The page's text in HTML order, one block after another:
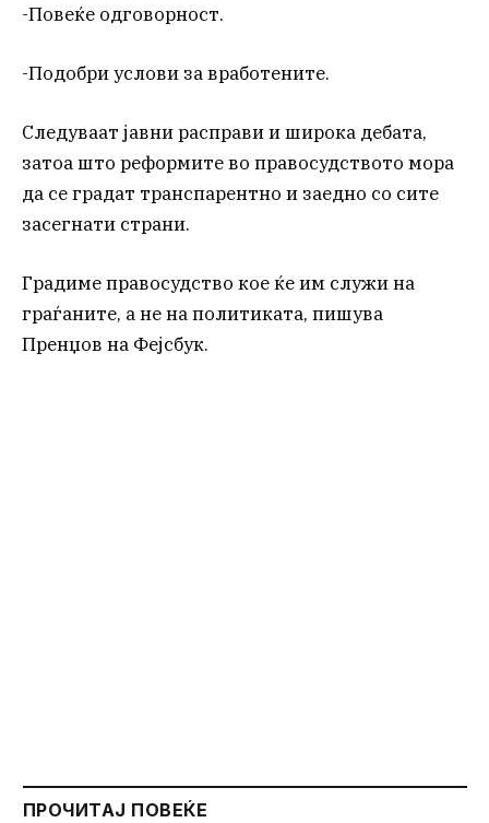
-Повеќе одговорност.
-Подобри услови за вработените.
Следуваат јавни расправи и широка дебата,
затоа што реформите во правосудството мора
да се градат транспарентно и заедно со сите
засегнати страни.
Градиме правосудство кое ќе им служи на
граѓаните, а не на политиката, пишува
Пренџов на Фејсбук.
ПРОЧИТАЈ ПОВЕЌЕ